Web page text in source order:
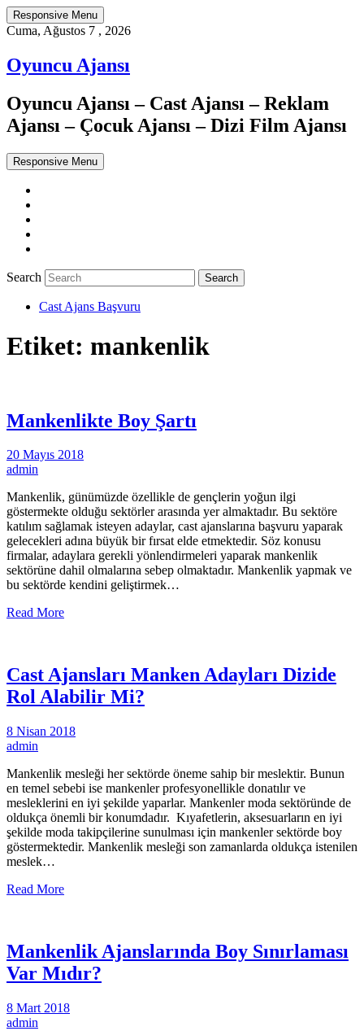
Responsive Menu
Cuma, Ağustos 7 , 2026
Oyuncu Ajansı
Oyuncu Ajansı – Cast Ajansı – Reklam
Ajansı – Çocuk Ajansı – Dizi Film Ajansı
Responsive Menu
Search
Cast Ajans Başvuru
Etiket: mankenlik
Mankenlikte Boy Şartı
20 Mayıs 2018
admin
Mankenlik, günümüzde özellikle de gençlerin yoğun ilgi
göstermekte olduğu sektörler arasında yer almaktadır. Bu sektöre
katılım sağlamak isteyen adaylar, cast ajanslarına başvuru yaparak
gelecekleri adına büyük bir fırsat elde etmektedir. Söz konusu
firmalar, adaylara gerekli yönlendirmeleri yaparak mankenlik
sektörüne dahil olmalarına sebep olmaktadır. Mankenlik yapmak ve
bu sektörde kendini geliştirmek…
Read More
Cast Ajansları Manken Adayları Dizide
Rol Alabilir Mi?
8 Nisan 2018
admin
Mankenlik mesleği her sektörde öneme sahip bir meslektir. Bunun
en temel sebebi ise mankenler profesyonellikle donatılır ve
mesleklerini en iyi şekilde yaparlar. Mankenler moda sektöründe de
oldukça önemli bir konumdadır. Kıyafetlerin, aksesuarların en iyi
şekilde moda takipçilerine sunulması için mankenler sektörde boy
göstermektedir. Mankenlik mesleği son zamanlarda oldukça istenilen
meslek…
Read More
Mankenlik Ajanslarında Boy Sınırlaması
Var Mıdır?
8 Mart 2018
admin